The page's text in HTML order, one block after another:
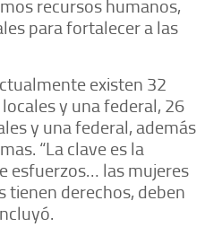
recursos humanos,
para fortalecer a las
existen 32
y una federal, 26
y una federal, además
“La clave es la
esfuerzos… las mujeres
tienen derechos, deben